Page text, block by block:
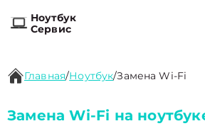
Ноутбук
Сервис
Главная/Ноутбук/Замена Wi-Fi
Замена Wi-Fi на